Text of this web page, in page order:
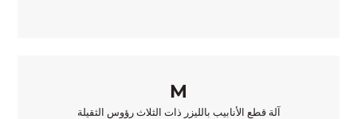
M
آلة قطع الأنابيب بالليزر ذات الثلاث رؤوس الثقيلة